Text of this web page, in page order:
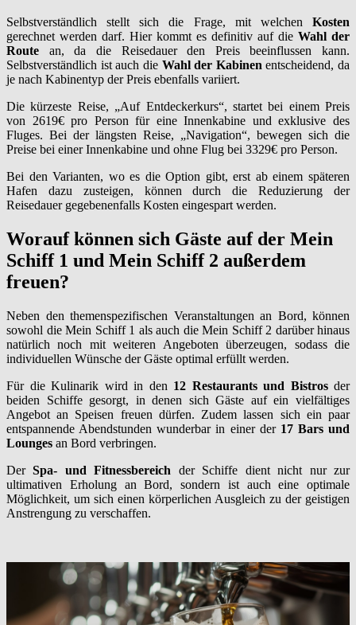
Selbstverständlich stellt sich die Frage, mit welchen Kosten
gerechnet werden darf. Hier kommt es definitiv auf die Wahl der
Route an, da die Reisedauer den Preis beeinflussen kann.
Selbstverständlich ist auch die Wahl der Kabinen entscheidend, da
je nach Kabinentyp der Preis ebenfalls variiert.
Die kürzeste Reise, „Auf Entdeckerkurs“, startet bei einem Preis
von 2619€ pro Person für eine Innenkabine und exklusive des
Fluges. Bei der längsten Reise, „Navigation“, bewegen sich die
Preise bei einer Innenkabine und ohne Flug bei 3329€ pro Person.
Bei den Varianten, wo es die Option gibt, erst ab einem späteren
Hafen dazu zusteigen, können durch die Reduzierung der
Reisedauer gegebenenfalls Kosten eingespart werden.
Worauf können sich Gäste auf der Mein
Schiff 1 und Mein Schiff 2 außerdem
freuen?
Neben den themenspezifischen Veranstaltungen an Bord, können
sowohl die Mein Schiff 1 als auch die Mein Schiff 2 darüber hinaus
natürlich noch mit weiteren Angeboten überzeugen, sodass die
individuellen Wünsche der Gäste optimal erfüllt werden.
Für die Kulinarik wird in den 12 Restaurants und Bistrosder
beiden Schiffe gesorgt, in denen sich Gäste auf ein vielfältiges
Angebot an Speisen freuen dürfen. Zudem lassen sich ein paar
entspannende Abendstunden wunderbar in einer der 17 Bars und
Lounges an Bord verbringen.
DerSpa- und Fitnessbereich der Schiffe dient nicht nur zur
ultimativen Erholung an Bord, sondern ist auch eine optimale
Möglichkeit, um sich einen körperlichen Ausgleich zu der geistigen
Anstrengung zu verschaffen.